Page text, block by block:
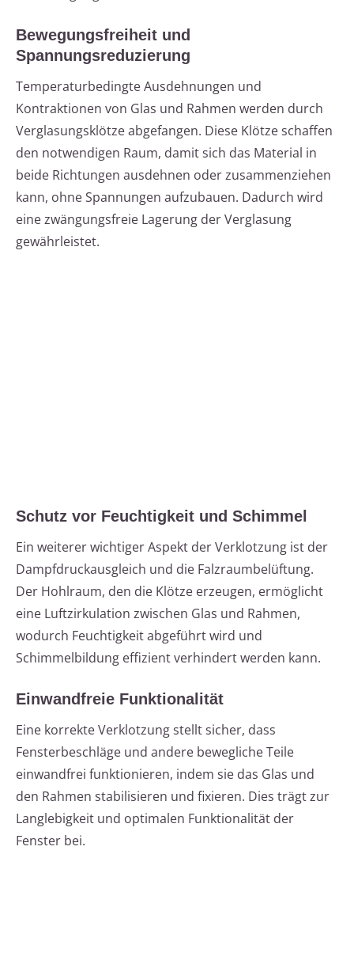
Bewegungsfreiheit und
Spannungsreduzierung
Temperaturbedingte Ausdehnungen und
Kontraktionen von Glas und Rahmen werden durch
Verglasungsklötze abgefangen. Diese Klötze schaffen
den notwendigen Raum, damit sich das Material in
beide Richtungen ausdehnen oder zusammenziehen
kann, ohne Spannungen aufzubauen. Dadurch wird
eine zwängungsfreie Lagerung der Verglasung
gewährleistet.
Schutz vor Feuchtigkeit und Schimmel
Ein weiterer wichtiger Aspekt der Verklotzung ist der
Dampfdruckausgleich und die Falzraumbelüftung.
Der Hohlraum, den die Klötze erzeugen, ermöglicht
eine Luftzirkulation zwischen Glas und Rahmen,
wodurch Feuchtigkeit abgeführt wird und
Schimmelbildung effizient verhindert werden kann.
Einwandfreie Funktionalität
Eine korrekte Verklotzung stellt sicher, dass
Fensterbeschläge und andere bewegliche Teile
einwandfrei funktionieren, indem sie das Glas und
den Rahmen stabilisieren und fixieren. Dies trägt zur
Langlebigkeit und optimalen Funktionalität der
Fenster bei.